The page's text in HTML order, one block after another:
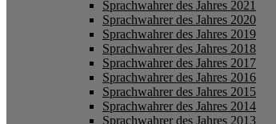
Sprachwahrer des Jahres 2021
Sprachwahrer des Jahres 2020
Sprachwahrer des Jahres 2019
Sprachwahrer des Jahres 2018
Sprachwahrer des Jahres 2017
Sprachwahrer des Jahres 2016
Sprachwahrer des Jahres 2015
Sprachwahrer des Jahres 2014
Sprachwahrer des Jahres 2013